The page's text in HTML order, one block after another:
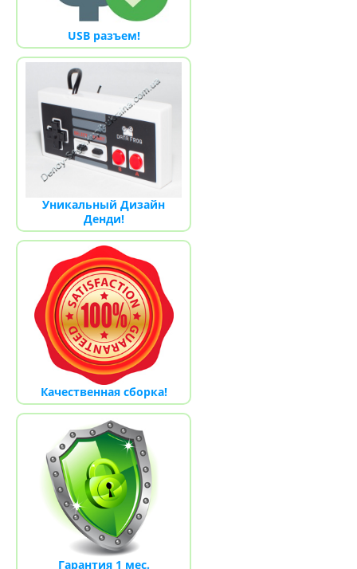
USB разъем!
Уникальный Дизайн
Денди!
Качественная сборка!
Гарантия 1 мес.